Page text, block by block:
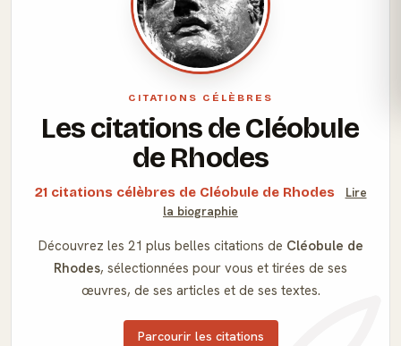
CITATIONS CÉLÈBRES
Les citations de Cléobule
de Rhodes
21 citations célèbres de Cléobule de Rhodes
Lire
la biographie
Découvrez les 21 plus belles citations de Cléobule de
Rhodes, sélectionnées pour vous et tirées de ses
œuvres, de ses articles et de ses textes.
Parcourir les citations